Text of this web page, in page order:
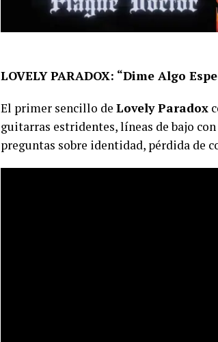
LOVELY PARADOX: “Dime Algo
El primer sencillo de Lovely Paradox
guitarras estridentes, líneas de bajo
preguntas sobre identidad, pérdida de